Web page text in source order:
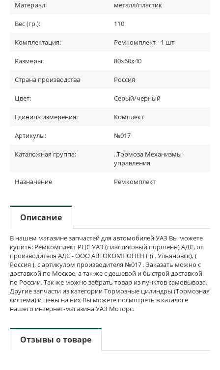
Материал: металл/пластик
Вес (гр.): 110
Комплектация: Ремкомплект - 1 шт
Размеры: 80х60х40
Страна производства Россия
Цвет: Серый/черный
Единица измерения: Комплект
Артикулы: №017
Каталожная группа:
..Тормоза Механизмы
управления
Назначение Ремкомплект
Описание
В нашем магазине запчастей для автомобилей УАЗ Вы можете
купить: Ремкомплект РЦС УАЗ (пластиковый поршень) АДС, от
производителя АДС - ООО АВТОКОМПОНЕНТ (г. Ульяновск), (
Россия ), с артикулом производителя №017 . Заказать можно с
доставкой по Москве, а так же с дешевой и быстрой доставкой
по России. Так же можно забрать товар из пунктов самовывоза.
Другие запчасти из категории Тормозные цилиндры (Тормозная
система) и цены на них Вы можете посмотреть в каталоге
нашего интернет-магазина УАЗ Моторс.
Отзывы о товаре